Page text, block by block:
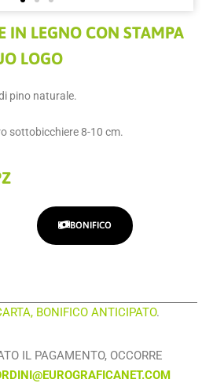
IN LEGNO CON STAMPA
LOGO
pino naturale.
sottobicchiere 8-10 cm.
BONIFICO
BONIFICO ANTICIPATO.
IL PAGAMENTO, OCCORRE